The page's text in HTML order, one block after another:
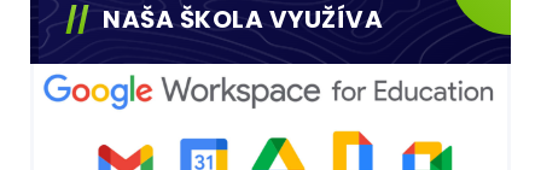
NAŠA ŠKOLA VYUŽÍVA